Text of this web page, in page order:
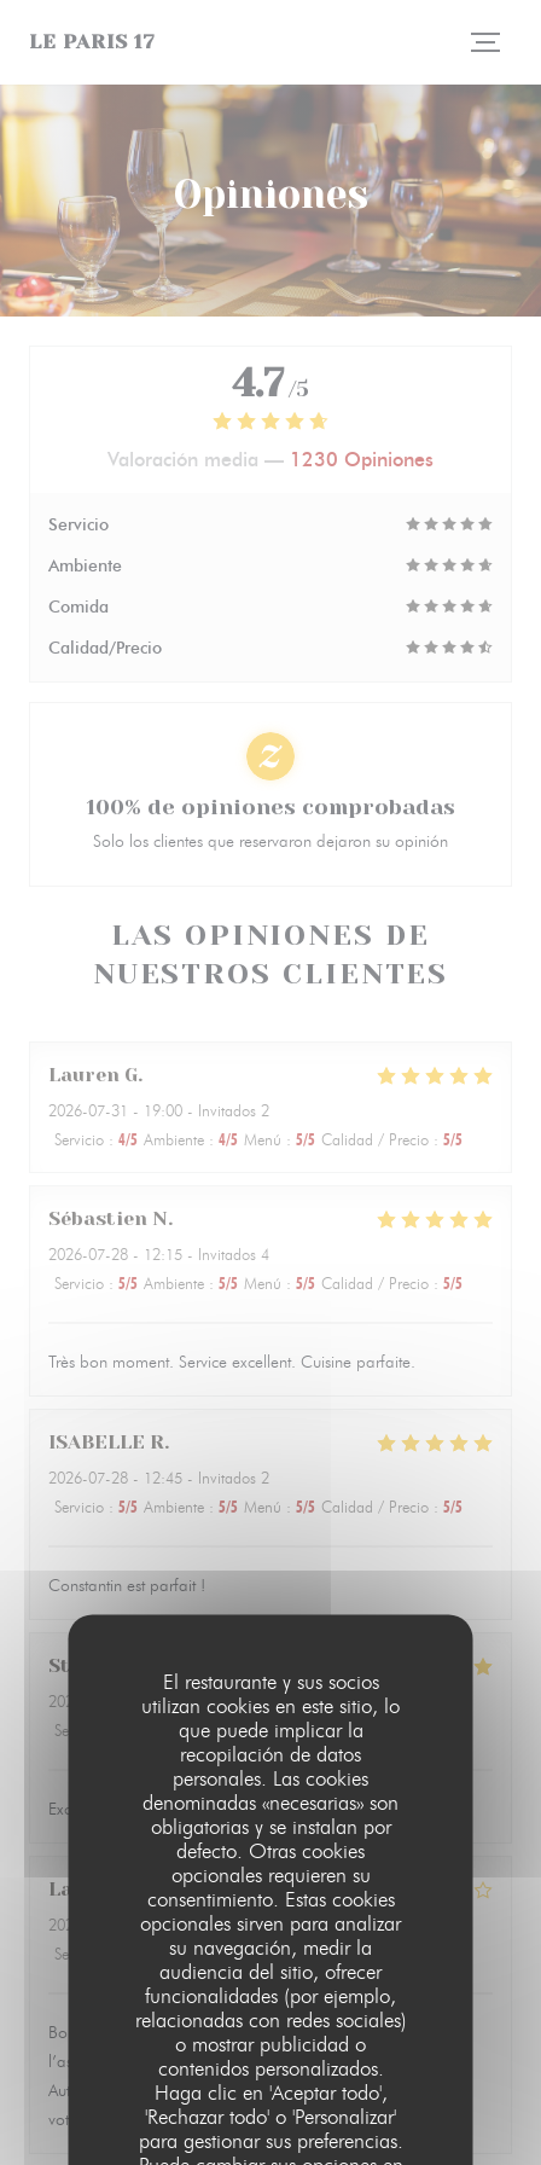
El restaurante y sus socios
utilizan cookies en este sitio, lo
que puede implicar la
recopilación de datos
personales. Las cookies
denominadas «necesarias» son
obligatorias y se instalan por
defecto. Otras cookies
opcionales requieren su
consentimiento. Estas cookies
opcionales sirven para analizar
su navegación, medir la
audiencia del sitio, ofrecer
funcionalidades (por ejemplo,
relacionadas con redes sociales)
o mostrar publicidad o
contenidos personalizados.
Haga clic en 'Aceptar todo',
'Rechazar todo' o 'Personalizar'
para gestionar sus preferencias.
LE PARIS 17
Opiniones
LAS OPINIONES DE
NUESTROS CLIENTES
Lauren G
2026-07-31 - 19:00 - Invitados 2
Servicio : 4/5 Ambiente : 4/5 Menú : 5/5 Calidad / Precio : 5/5
Sébastien N
2026-07-28 - 12:15 - Invitados 4
Servicio : 5/5 Ambiente : 5/5 Menú : 5/5 Calidad / Precio : 5/5
Très bon moment. Service excellent. Cuisine parfaite.
ISABELLE R
2026-07-28 - 12:45 - Invitados 2
Servicio : 5/5 Ambiente : 5/5 Menú : 5/5 Calidad / Precio : 5/5
Constantin est parfait !
Steve
2026-07-16
- 19:30 - Invitados 2
Servicio
Ambiente: 5/5 Menú: 5/5 Calidad / Precio
Excellent food, service and atmosphere
Laurent
2026-07-13
- 19:30 - Invitados 1
Servicio
Ambiente: 4/5 Menú: /5 Calidad / Precio
Bon petit restaurant un peu cher pour ce qu’il y a dans
l’assiette. J’ai trouvé qu’il y avait peu d’accompagnement.
Autrement l’accueil et le personnel sont très sympathique et à
votre disposition
4.7 /5
Valoración media — 1230 Opiniones
Servicio
Ambiente
Comida
Calidad/Precio
100% de opiniones comprobadas
Solo los clientes que reservaron dejaron su opinión
LE PARIS 17